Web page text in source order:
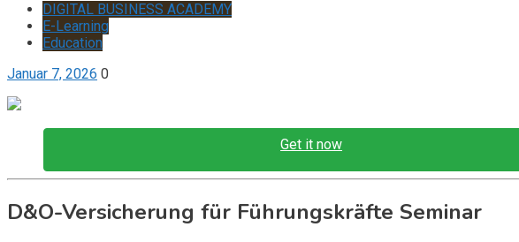
DIGITAL BUSINESS ACADEMY
E-Learning
Education
Januar 7, 2026 0
Get it now
D&O-Versicherung für Führungskräfte Seminar